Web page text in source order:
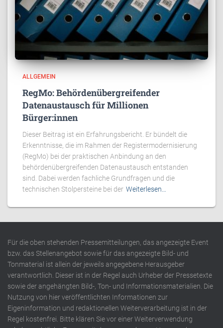
ALLGEMEIN
RegMo: Behördenübergreifender
Datenaustausch für Millionen
Bürger:innen
Dieser Beitrag ist ein Erfahrungsbericht. Er bündelt die
Erkenntnisse, die im Rahmen der Registermodernisierung
(RegMo) bei der praktischen Anbindung an den
behördenübergreifenden Datenaustausch entstanden
sind. Dabei werden fachliche Grundfragen und die
technischen Stolpersteine bei der Weiterlesen…
Für die oben stehenden Pressemitteilungen, das angezeigte Event
bzw. das Stellenangebot sowie für das angezeigte Bild- und
Tonmaterial ist allein der jeweils angegebene Herausgeber
verantwortlich. Dieser ist in der Regel auch Urheber der Pressetexte
sowie der angehängten Bild-, Ton- und Informationsmaterialien. Die
Nutzung von hier veröffentlichten Informationen zur
Eigeninformation und redaktionellen Weiterverarbeitung ist in der
Regel kostenfrei. Bitte klären Sie vor einer Weiterverwendung